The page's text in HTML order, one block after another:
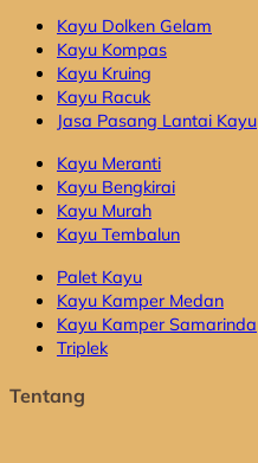
Kayu Dolken Gelam
Kayu Kompas
Kayu Kruing
Kayu Racuk
Jasa Pasang Lantai Kayu
Kayu Meranti
Kayu Bengkirai
Kayu Murah
Kayu Tembalun
Palet Kayu
Kayu Kamper Medan
Kayu Kamper Samarinda
Triplek
Tentang